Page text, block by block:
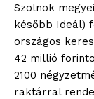
Szolnok
később Ideál)
országos
42 millió
2100
raktárral